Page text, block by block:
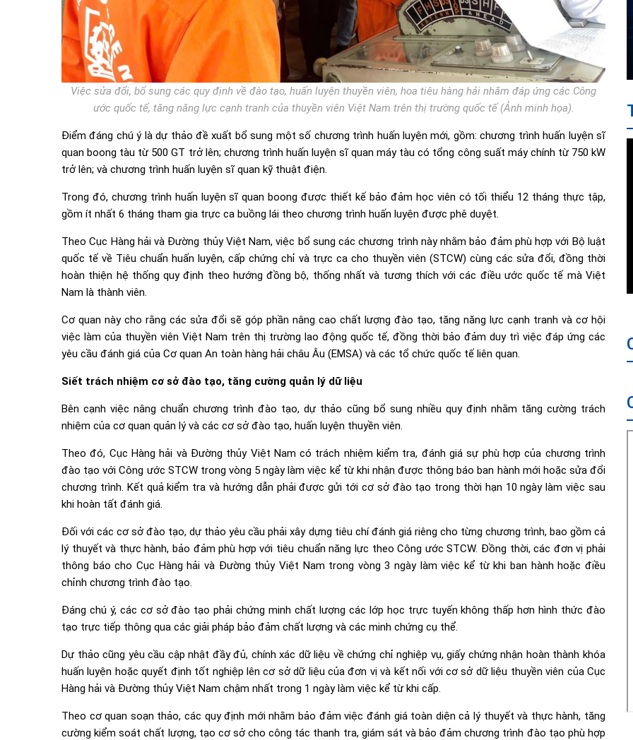
Việc sửa đổi, bổ sung các quy định về đào tạo, huấn luyện thuyền viên, hoa tiêu hàng hải nhằm đáp ứng các Công
ước quốc tế, tăng năng lực cạnh tranh của thuyền viên Việt Nam trên thị trường quốc tế (Ảnh minh họa).
Điểm đáng chú ý là dự thảo đề xuất bổ sung một số chương trình huấn luyện mới, gồm: chương trình huấn luyện sĩ
quan boong tàu từ 500 GT trở lên; chương trình huấn luyện sĩ quan máy tàu có tổng công suất máy chính từ 750 kW
trở lên; và chương trình huấn luyện sĩ quan kỹ thuật điện.
Trong đó, chương trình huấn luyện sĩ quan boong được thiết kế bảo đảm học viên có tối thiểu 12 tháng thực tập,
gồm ít nhất 6 tháng tham gia trực ca buồng lái theo chương trình huấn luyện được phê duyệt.
Theo Cục Hàng hải và Đường thủy Việt Nam, việc bổ sung các chương trình này nhằm bảo đảm phù hợp với Bộ luật
quốc tế về Tiêu chuẩn huấn luyện, cấp chứng chỉ và trực ca cho thuyền viên (STCW) cùng các sửa đổi, đồng thời
hoàn thiện hệ thống quy định theo hướng đồng bộ, thống nhất và tương thích với các điều ước quốc tế mà Việt
Nam là thành viên.
Cơ quan này cho rằng các sửa đổi sẽ góp phần nâng cao chất lượng đào tạo, tăng năng lực cạnh tranh và cơ hội
việc làm của thuyền viên Việt Nam trên thị trường lao động quốc tế, đồng thời bảo đảm duy trì việc đáp ứng các
yêu cầu đánh giá của Cơ quan An toàn hàng hải châu Âu (EMSA) và các tổ chức quốc tế liên quan.
Siết trách nhiệm cơ sở đào tạo, tăng cường quản lý dữ liệu
Bên cạnh việc nâng chuẩn chương trình đào tạo, dự thảo cũng bổ sung nhiều quy định nhằm tăng cường trách
nhiệm của cơ quan quản lý và các cơ sở đào tạo, huấn luyện thuyền viên.
Theo đó, Cục Hàng hải và Đường thủy Việt Nam có trách nhiệm kiểm tra, đánh giá sự phù hợp của chương trình
đào tạo với Công ước STCW trong vòng 5 ngày làm việc kể từ khi nhận được thông báo ban hành mới hoặc sửa đổi
chương trình. Kết quả kiểm tra và hướng dẫn phải được gửi tới cơ sở đào tạo trong thời hạn 10 ngày làm việc sau
khi hoàn tất đánh giá.
Đối với các cơ sở đào tạo, dự thảo yêu cầu phải xây dựng tiêu chí đánh giá riêng cho từng chương trình, bao gồm cả
lý thuyết và thực hành, bảo đảm phù hợp với tiêu chuẩn năng lực theo Công ước STCW. Đồng thời, các đơn vị phải
thông báo cho Cục Hàng hải và Đường thủy Việt Nam trong vòng 3 ngày làm việc kể từ khi ban hành hoặc điều
chỉnh chương trình đào tạo.
Đáng chú ý, các cơ sở đào tạo phải chứng minh chất lượng các lớp học trực tuyến không thấp hơn hình thức đào
tạo trực tiếp thông qua các giải pháp bảo đảm chất lượng và các minh chứng cụ thể.
Dự thảo cũng yêu cầu cập nhật đầy đủ, chính xác dữ liệu về chứng chỉ nghiệp vụ, giấy chứng nhận hoàn thành khóa
huấn luyện hoặc quyết định tốt nghiệp lên cơ sở dữ liệu của đơn vị và kết nối với cơ sở dữ liệu thuyền viên của Cục
Hàng hải và Đường thủy Việt Nam chậm nhất trong 1 ngày làm việc kể từ khi cấp.
Theo cơ quan soạn thảo, các quy định mới nhằm bảo đảm việc đánh giá toàn diện cả lý thuyết và thực hành, tăng
cường kiểm soát chất lượng, tạo cơ sở cho công tác thanh tra, giám sát và bảo đảm chương trình đào tạo phù hợp